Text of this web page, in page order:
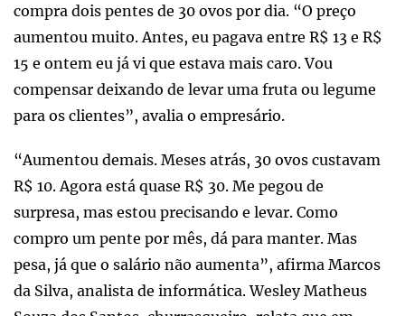
compra dois pentes de 30 ovos por dia. “O preço
aumentou muito. Antes, eu pagava entre R$ 13 e R$
15 e ontem eu já vi que estava mais caro. Vou
compensar deixando de levar uma fruta ou legume
para os clientes”, avalia o empresário.
“Aumentou demais. Meses atrás, 30 ovos custavam
R$ 10. Agora está quase R$ 30. Me pegou de
surpresa, mas estou precisando e levar. Como
compro um pente por mês, dá para manter. Mas
pesa, já que o salário não aumenta”, afirma Marcos
da Silva, analista de informática. Wesley Matheus